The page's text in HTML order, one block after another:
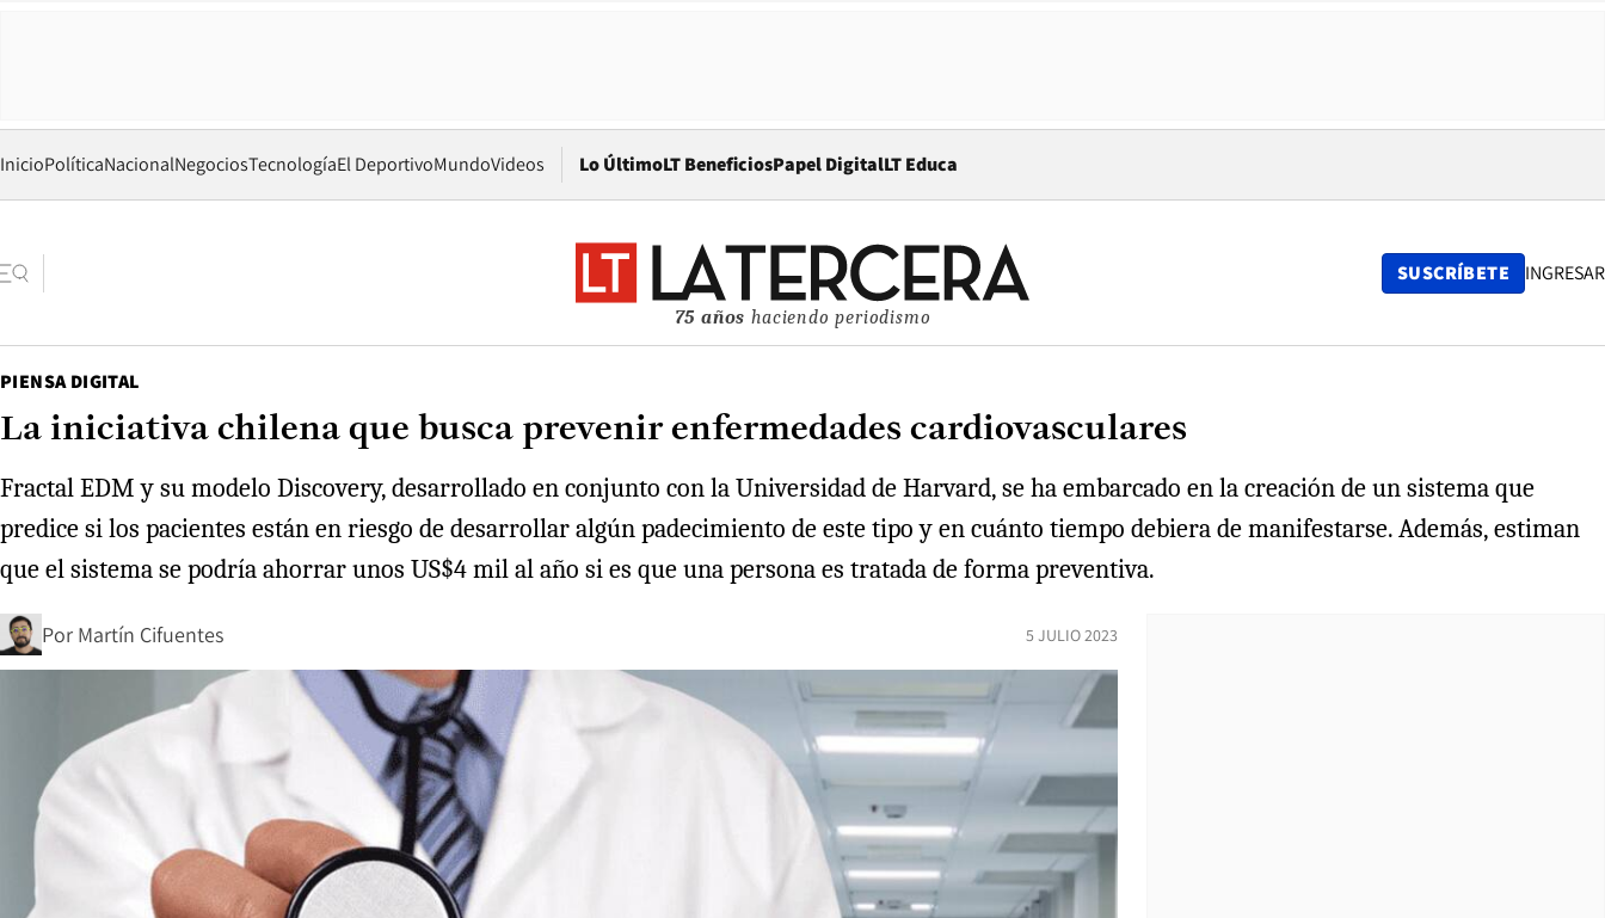
InicioPolíticaNacionalNegociosTecnologíaEl DeportivoMundoVideos Lo ÚltimoLT BeneficiosPapel DigitalOpens in new window
LT Educa
75 años haciendo periodismo
SUSCRÍBETE INGRESAR
PIENSA DIGITAL
La iniciativa chilena que busca prevenir enfermedades cardiovasculares
Fractal EDM y su modelo Discovery, desarrollado en conjunto con la Universidad de Harvard, se ha embarcado en la creación de un sistema que
predice si los pacientes están en riesgo de desarrollar algún padecimiento de este tipo y en cuánto tiempo debiera de manifestarse. Además, estiman
que el sistema se podría ahorrar unos US$4 mil al año si es que una persona es tratada de forma preventiva.
Por Martín Cifuentes 5 JULIO 2023